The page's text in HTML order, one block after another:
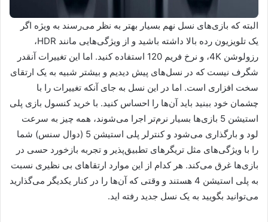
البته که بازی‌های نسل نهم بسیار بهتر به نظر می‌رسند به ویژه اگر
یک تلویزیون رده بالا داشته باشید و از ویژگی‌هایی مانند HDR،
رزولوشن 4K، و نرخ فریم 120 استفاده کنید. اما این تغییرات آنقدر
شگرف نیست که در نسل‌های پیش دیدیم و بیشتر شبیه به یک ارتقای
سخت افزاری است. اما در این نسل به جای آنکه تغییرات را با
چشمان خود ببنید باید آن‌ها را احساس کنید. با خرید کنسول بازی پلی
استیشن 5 بازی‌ها بسیار نرم‌تر اجرا می‌شوند، همه چیز به سرعت
لود و بارگذاری می‌شود و کنترلر پلی استیشن 5 (دوال سنس) شما
را با ویژگی‌های مثل تریگر‌های تطبیق‌پذیر و تجربه بازخورد حسی در
بازی‌ها غرق می‌کند. هر کدام از این موارد ارتقا‌های بی نظیری نسبت
به پلی استیشن 4 هستند و وقتی که آن‌ها را در کنار یکدیگر می‌گذارید
می‌توانید بگویید به یک نسل جدید رفته اید.